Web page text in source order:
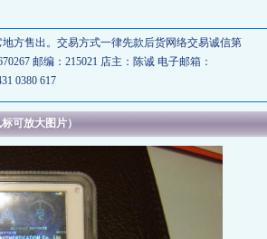
方售出。交易方式一律先款后货网络交易诚信第
邮编：215021 店主：陈诚 电子邮箱：
0380 617
可放大图片）